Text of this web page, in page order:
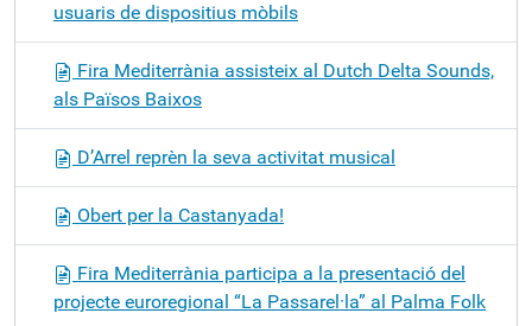
usuaris de dispositius mòbils
Fira Mediterrània assisteix al Dutch Delta Sounds,
als Països Baixos
D’Arrel reprèn la seva activitat musical
Obert per la Castanyada!
Fira Mediterrània participa a la presentació del
projecte euroregional “La Passarel·la” al Palma Folk